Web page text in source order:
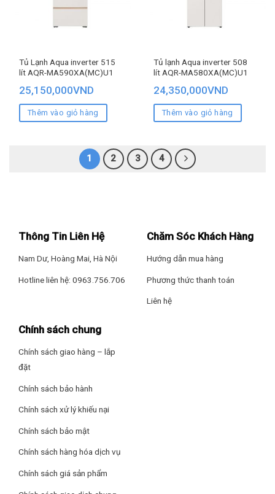
Tủ Lạnh Aqua inverter 515
lít AQR-MA590XA(MC)U1
25,150,000VND
Thêm vào giỏ hàng
Tủ lạnh Aqua inverter 508
lít AQR-MA580XA(MC)U1
24,350,000VND
Thêm vào giỏ hàng
1 2 3 4
Thông Tin Liên Hệ
Nam Dư, Hoàng Mai, Hà Nội
Hotline liên hệ: 0963.756.706
Chăm Sóc Khách Hàng
Hướng dẫn mua hàng
Phương thức thanh toán
Liên hệ
Chính sách chung
Chính sách giao hàng – lắp
đặt
Chính sách bảo hành
Chính sách xử lý khiếu nại
Chính sách bảo mật
Chính sách hàng hóa dịch vụ
Chính sách giá sản phẩm